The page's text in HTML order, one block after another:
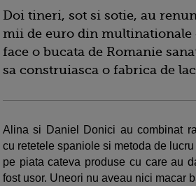
Doi tineri, sot si sotie, au
mii de euro din multinationale
face o bucata de Romanie
sa construiasca o fabrica de
Alina si Daniel Donici au combinat
cu retetele spaniole si metoda de
pe piata cateva produse cu care au
fost usor. Uneori nu aveau nici macar